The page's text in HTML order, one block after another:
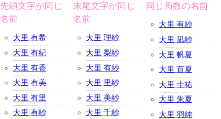
先頭文字が同じ
名前
大里 有希
大里 有紀
大里 有香
大里 有美
大里 有里
大里 有紗
末尾文字が同じ
名前
大里 理紗
大里 梨紗
大里 有紗
大里 里紗
大里 美紗
大里 千紗
同じ画数の名前
大里 有紗
大里 凪紗
大里 帆夏
大里 百夏
大里 圭祐
大里 朱夏
大里 羽純